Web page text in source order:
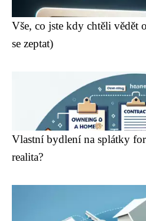
Vše, co jste kdy chtěli vědět
se zeptat)
Vlastní bydlení na splátky
realita?